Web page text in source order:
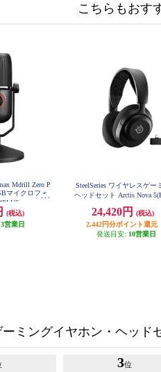
こちらもおす
Mdrill Zero P
マイクロフォ
(税込)
3営業日
SteelSeries ワイヤレスゲー
ヘッドセット Arctis Nova
24,420円
(税込)
2,442円分ポイント還元
発送目安: 10営業日
ミングイヤホン・ヘッド
3位